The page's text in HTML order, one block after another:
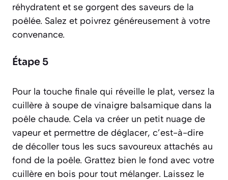
réhydratent et se gorgent des saveurs de la
poêlée. Salez et poivrez généreusement à votre
convenance.
Étape 5
Pour la touche finale qui réveille le plat, versez la
cuillère à soupe de vinaigre balsamique dans la
poêle chaude. Cela va créer un petit nuage de
vapeur et permettre de déglacer, c’est-à-dire
de décoller tous les sucs savoureux attachés au
fond de la poêle. Grattez bien le fond avec votre
cuillère en bois pour tout mélanger. Laissez le